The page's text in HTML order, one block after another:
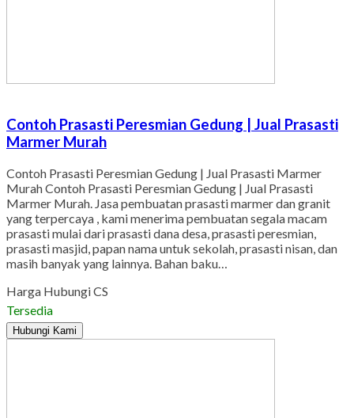
Contoh Prasasti Peresmian Gedung | Jual Prasasti
Marmer Murah
Contoh Prasasti Peresmian Gedung | Jual Prasasti Marmer
Murah Contoh Prasasti Peresmian Gedung | Jual Prasasti
Marmer Murah. Jasa pembuatan prasasti marmer dan granit
yang terpercaya , kami menerima pembuatan segala macam
prasasti mulai dari prasasti dana desa, prasasti peresmian,
prasasti masjid, papan nama untuk sekolah, prasasti nisan, dan
masih banyak yang lainnya. Bahan baku…
Harga Hubungi CS
Tersedia
Hubungi Kami